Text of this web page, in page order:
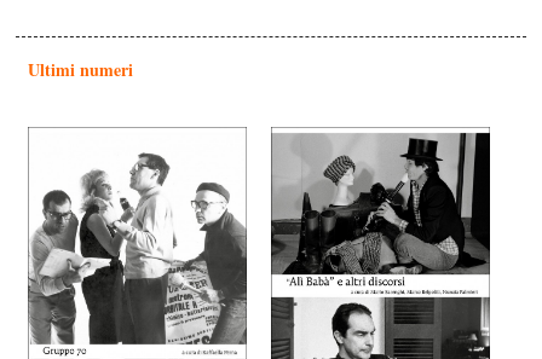
Ultimi numeri